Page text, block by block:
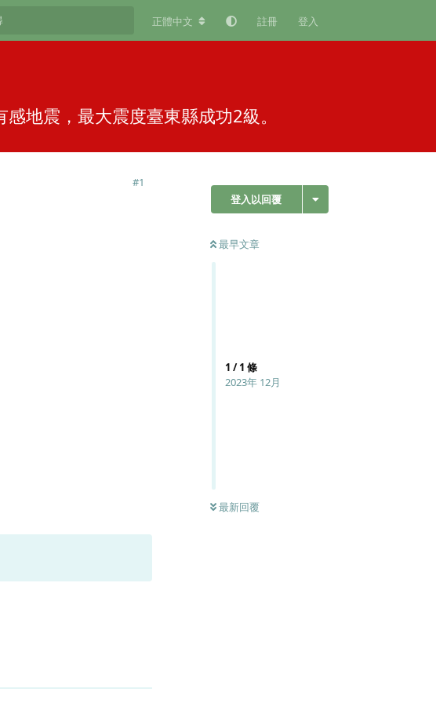
正體中文 註冊 登入
地震，最大震度臺東縣成功2級。
登入以回覆
最早文章
1 /1 條
2023年 12月
最新回覆
#1